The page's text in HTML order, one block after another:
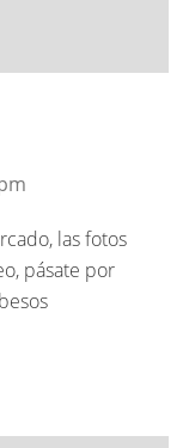
las fotos
pásate por